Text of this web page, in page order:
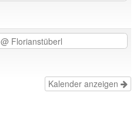
@ Florianstüberl
Kalender anzeigen